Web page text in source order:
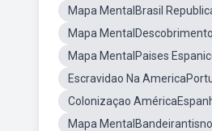
Mapa MentalBrasil
Mapa MentalDescobrimento
Mapa MentalPaises
Escravidao Na
Colonizaçao
Mapa MentalBandeirantisno